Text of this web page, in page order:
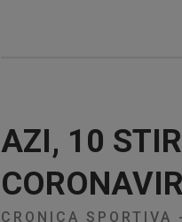
AZI, 10
CRONICA SPORTIVA -